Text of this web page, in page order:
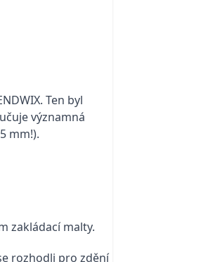
Ten byl
významná
mm!).
zakládací malty.
rozhodli pro zdění